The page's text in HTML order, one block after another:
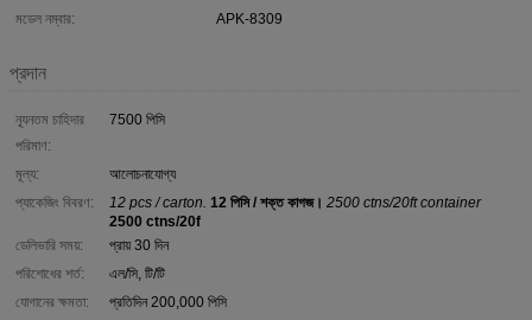
মডেল নম্বার:
APK-8309
প্রদান
ন্যূনতম চাহিদার
পরিমাণ:
7500 পিসি
মূল্য:
আলোচনাযোগ্য
প্যাকেজিং বিবরণ:
12 pcs / carton. 12 পিসি / শক্ত কাগজ। 2500 ctns/20ft container
2500 ctns/20f
ডেলিভারি সময়:
প্রায় 30 দিন
পরিশোধের শর্ত:
এল/সি, টি/টি
যোগানের ক্ষমতা:
প্রতিদিন 200,000 পিসি